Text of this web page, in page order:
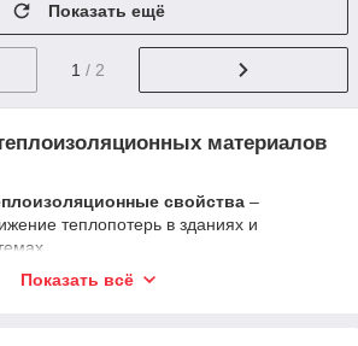
Показать ещё
1 / 2
материалов
свойства –
теплопотерь в зданиях и
к влаге и конденсату
Показать всё